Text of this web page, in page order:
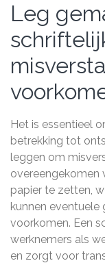
Leg
Het is essentieel
betrekking tot
leggen om
overeengekomen
papier te zetten,
kunnen
voorkomen. Een
werknemers als
en zorgt voor